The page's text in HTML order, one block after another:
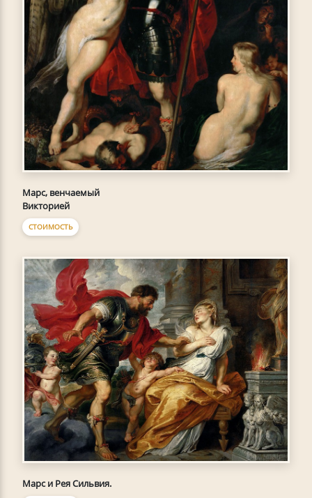
Марс, венчаемый
Викторией
СТОИМОСТЬ
Марс и Рея Сильвия.